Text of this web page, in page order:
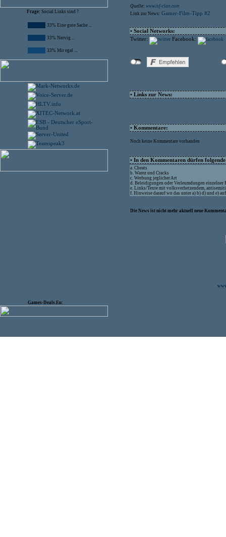
Frage: Social Links sind ?
33% Eine gute Sache ...
33% Nervig ...
33% Mir egal ...
Games-Deals.Eu:
Quelle: www.isf-clan.com
Link zur News: Gamer-Film-Tipp #2
• Social Networks:
Twitter:
Facebook:
• Links zur News:
• Kommentare:
Noch keine Kommentare vorhanden
• In den Kommentaren dürfen
a. Cheats
b. Warez und Cracks
c. Werbung jeglicher Art
d. Beleidigungen oder Verleumdungen einzelner
e. Links/Texte mit volksverhetzendem,
f. Hinweise darauf wo das unter a) b) d) und e)
Die News ist nicht mehr aktuell neue